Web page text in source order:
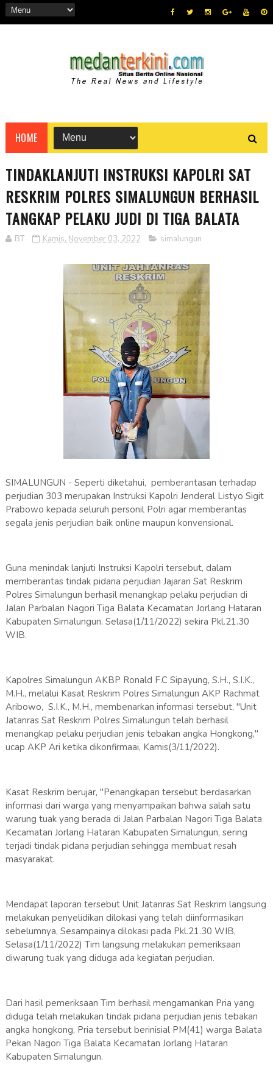
HOME
TINDAKLANJUTI INSTRUKSI KAPOLRI SAT
RESKRIM POLRES SIMALUNGUN BERHASIL
TANGKAP PELAKU JUDI DI TIGA BALATA
BT Kamis, November 03, 2022 simalungun
SIMALUNGUN - Seperti diketahui, pemberantasan terhadap
perjudian 303 merupakan Instruksi Kapolri Jenderal Listyo Sigit
Prabowo kepada seluruh personil Polri agar memberantas
segala jenis perjudian baik online maupun konvensional.
Guna menindak lanjuti Instruksi Kapolri tersebut, dalam
memberantas tindak pidana perjudian Jajaran Sat Reskrim
Polres Simalungun berhasil menangkap pelaku perjudian di
Jalan Parbalan Nagori Tiga Balata Kecamatan Jorlang Hataran
Kabupaten Simalungun. Selasa(1/11/2022) sekira Pkl.21.30
WIB.
Kapolres Simalungun AKBP Ronald F.C Sipayung, S.H., S.I.K.,
M.H., melalui Kasat Reskrim Polres Simalungun AKP Rachmat
Aribowo, S.I.K., M.H., membenarkan informasi tersebut, "Unit
Jatanras Sat Reskrim Polres Simalungun telah berhasil
menangkap pelaku perjudian jenis tebakan angka Hongkong,"
ucap AKP Ari ketika dikonfirmaai, Kamis(3/11/2022).
Kasat Reskrim berujar, "Penangkapan tersebut berdasarkan
informasi dari warga yang menyampaikan bahwa salah satu
warung tuak yang berada di Jalan Parbalan Nagori Tiga Balata
Kecamatan Jorlang Hataran Kabupaten Simalungun, sering
terjadi tindak pidana perjudian sehingga membuat resah
masyarakat.
Mendapat laporan tersebut Unit Jatanras Sat Reskrim langsung
melakukan penyelidikan dilokasi yang telah diinformasikan
sebelumnya, Sesampainya dilokasi pada Pkl.21.30 WIB,
Selasa(1/11/2022) Tim langsung melakukan pemeriksaan
diwarung tuak yang diduga ada kegiatan perjudian.
Dari hasil pemeriksaan Tim berhasil mengamankan Pria yang
diduga telah melakukan tindak pidana perjudian jenis tebakan
angka hongkong, Pria tersebut berinisial PM(41) warga Balata
Pekan Nagori Tiga Balata Kecamatan Jorlang Hataran
Kabupaten Simalungun.